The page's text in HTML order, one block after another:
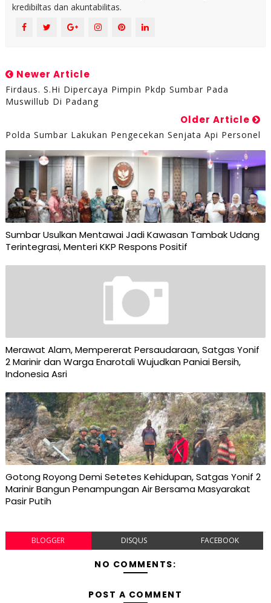
kredibiltas dan akuntabilitas.
Newer Article
Firdaus. S.Hi Dipercaya Pimpin Pkdp Sumbar Pada
Muswillub Di Padang
Older Article
Polda Sumbar Lakukan Pengecekan Senjata Api Personel
Sumbar Usulkan Mentawai Jadi Kawasan Tambak Udang
Terintegrasi, Menteri KKP Respons Positif
Merawat Alam, Mempererat Persaudaraan, Satgas Yonif
2 Marinir dan Warga Enarotali Wujudkan Paniai Bersih,
Indonesia Asri
Gotong Royong Demi Setetes Kehidupan, Satgas Yonif 2
Marinir Bangun Penampungan Air Bersama Masyarakat
Pasir Putih
BLOGGER DISQUS FACEBOOK
NO COMMENTS:
POST A COMMENT